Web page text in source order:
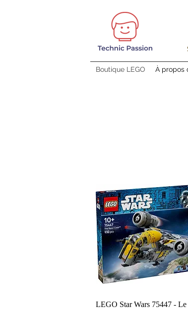
Boutique LEGO À propos
Aperçu rapide
LEGO Star Wars 75447 - Le